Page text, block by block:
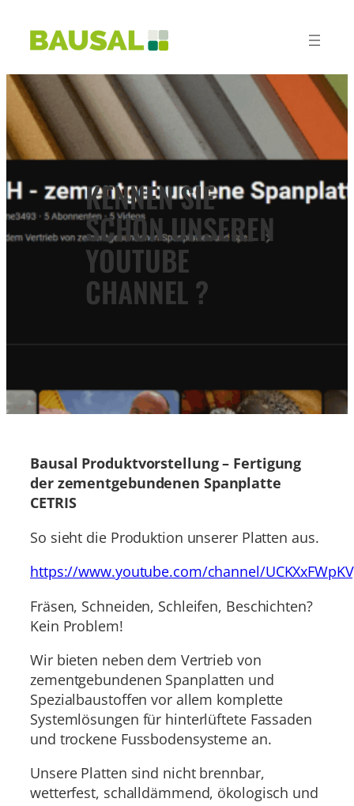
KENNEN SIE
SCHON UNSEREN
YOUTUBE
CHANNEL ?
Bausal Produktvorstellung – Fertigung
der zementgebundenen Spanplatte
CETRIS
So sieht die Produktion unserer Platten aus.
https://www.youtube.com/channel/
Fräsen, Schneiden, Schleifen, Beschichten?
Kein Problem!
Wir bieten neben dem Vertrieb von
zementgebundenen Spanplatten und
Spezialbaustoffen vor allem komplette
Systemlösungen für hinterlüftete Fassaden
und trockene Fussbodensysteme an.
Unsere Platten sind nicht brennbar,
wetterfest, schalldämmend, ökologisch und